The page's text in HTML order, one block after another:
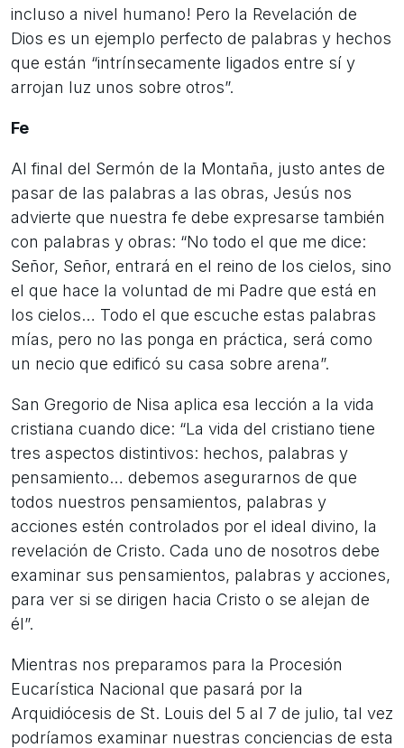
incluso a nivel humano! Pero la Revelación de
Dios es un ejemplo perfecto de palabras y hechos
que están “intrínsecamente ligados entre sí y
arrojan luz unos sobre otros”.
Fe
Al final del Sermón de la Montaña, justo antes de
pasar de las palabras a las obras, Jesús nos
advierte que nuestra fe debe expresarse también
con palabras y obras: “No todo el que me dice:
Señor, Señor, entrará en el reino de los cielos, sino
el que hace la voluntad de mi Padre que está en
los cielos… Todo el que escuche estas palabras
mías, pero no las ponga en práctica, será como
un necio que edificó su casa sobre arena”.
San Gregorio de Nisa aplica esa lección a la vida
cristiana cuando dice: “La vida del cristiano tiene
tres aspectos distintivos: hechos, palabras y
pensamiento… debemos asegurarnos de que
todos nuestros pensamientos, palabras y
acciones estén controlados por el ideal divino, la
revelación de Cristo. Cada uno de nosotros debe
examinar sus pensamientos, palabras y acciones,
para ver si se dirigen hacia Cristo o se alejan de
él”.
Mientras nos preparamos para la Procesión
Eucarística Nacional que pasará por la
Arquidiócesis de St. Louis del 5 al 7 de julio, tal vez
podríamos examinar nuestras conciencias de esta